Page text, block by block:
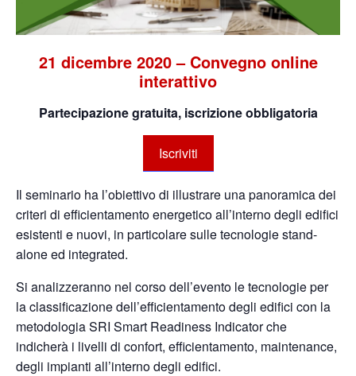
21 dicembre 2020 – Convegno online
interattivo
Partecipazione gratuita, iscrizione obbligatoria
Iscriviti
Il seminario ha l’obiettivo di illustrare una panoramica dei
criteri di efficientamento energetico all’interno degli edifici
esistenti e nuovi, in particolare sulle tecnologie stand-
alone ed integrated.
Si analizzeranno nel corso dell’evento le tecnologie per
la classificazione dell’efficientamento degli edifici con la
metodologia SRI Smart Readiness Indicator che
indicherà i livelli di confort, efficientamento, maintenance,
degli impianti all’interno degli edifici.